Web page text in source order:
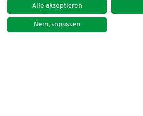
Alle akzeptieren
Nein, anpassen